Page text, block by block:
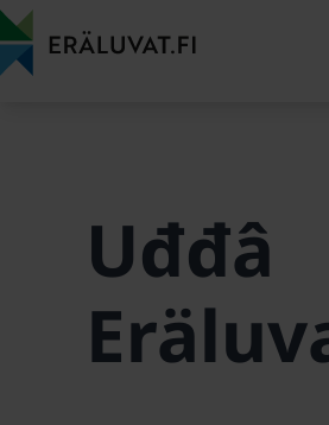
Njuškii
siskáldâsân
Uđđâ